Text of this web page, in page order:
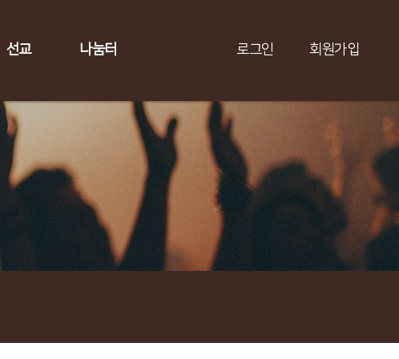
선교 나눔터 로그인 회원가입